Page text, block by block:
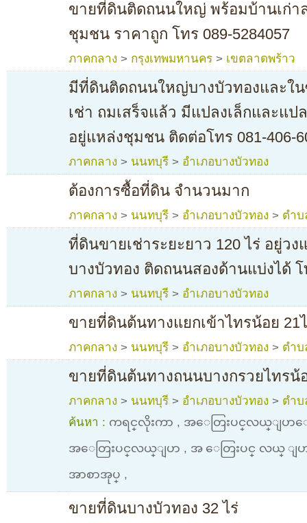
ขายที่ดินติดถนนใหญ่ พร้อมบ้านเก่า
ชุมชน ราคาถูก โทร 089-5284057
ภาคกลาง > กรุงเทพมหานคร > เขตลาดพร้าว
มีที่ดินติดถนนใหญ่บางบัวทองและใ
เช่า ถมเสร็จแล้ว มีแปลงเล็กและแ
อยู่แหล่งชุมชน ติดต่อโทร 081-406-
ภาคกลาง > นนทบุรี > อำเภอบางบัวทอง
ต้องการซื้อที่ดิน จำนวนมาก
ภาคกลาง > นนทบุรี > อำเภอบางบัวทอง > ตำบ
ที่ดินขายเช่าระยะยาว 120 ไร่ อยู่ว
บางบัวทอง ติดถนนสองด้านแบ่งได้ โ
ภาคกลาง > นนทบุรี > อำเภอบางบัวทอง
ขายที่ดินต้นทางแยกเข้าไทรน้อย 21
ภาคกลาง > นนทบุรี > อำเภอบางบัวทอง > ตำบ
ขายที่ดินต้นทางถนนบางกรวยไทรน้
ภาคกลาง > นนทบุรี > อำเภอบางบัวทอง > ตำบ
ค้นหา : ကရင္​လိုးကာ , အ​ေတြးပင္​လယ္​ျပာ​ေ
အ​ေတြးပင္​လယ္​ျပာ , အ ေတြးပင္ လယ္ ျပ
အာစာအုပ္​ ,
ขายที่ดินบางบัวทอง 32 ไร่